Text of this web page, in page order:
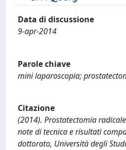
Data di discussione
9-apr-2014
Parole chiave
mini laparoscopia;
Citazione
(2014). Prostatectomia
note di tecnica e risultati
dottorato, Università degli